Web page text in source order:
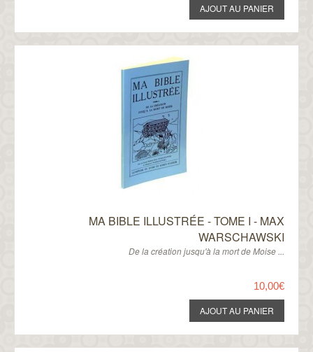
MA BIBLE ILLUSTRÉE - TOME I - MAX
WARSCHAWSKI
De la création jusqu'à la mort de Moise ...
10,00€